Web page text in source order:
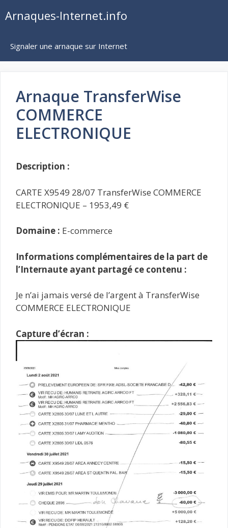
auArnaques-Internet.info
Signaler une arnaque sur Internet
Arnaque TransferWise
COMMERCE
ELECTRONIQUE
Description :
CARTE X9549 28/07 TransferWise COMMERCE
ELECTRONIQUE – 1953,49 €
Domaine : E-commerce
Informations complémentaires de la part de
l’Internaute ayant partagé ce contenu :
Je n’ai jamais versé de l’argent à TransferWise
COMMERCE ELECTRONIQUE
Capture d’écran :